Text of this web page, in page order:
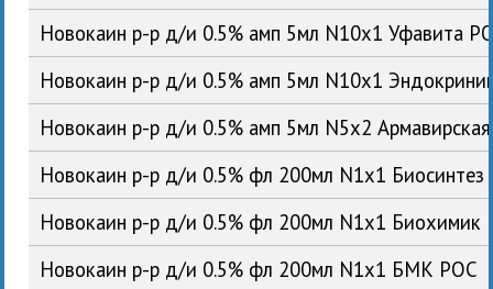
Новокаин р-р д/и 0.5% амп 5мл N10x1 Уфавита
Новокаин р-р д/и 0.5% амп 5мл N10x1
Новокаин р-р д/и 0.5% амп 5мл N5x2
Новокаин р-р д/и 0.5% фл 200мл N1x1
Новокаин р-р д/и 0.5% фл 200мл N1x1 Биохимик
Новокаин р-р д/и 0.5% фл 200мл N1x1 БМК РОС